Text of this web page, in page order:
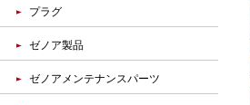
プラグ
ゼノア製品
ゼノアメンテナンスパーツ